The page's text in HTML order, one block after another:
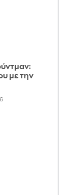
με την